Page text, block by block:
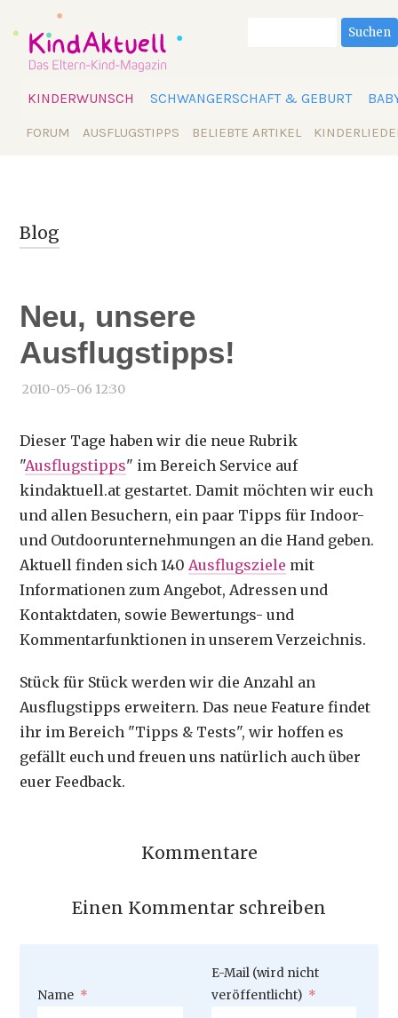
überspringen
KINDERWUNSCH SCHWANGERSCHAFT & GEBURT
Navigation
FORUM AUSFLUGSTIPPS BELIEBTE ARTIKEL
Suchen
Blog
Neu, unsere
Ausflugstipps!
2010-05-06 12:30
Dieser Tage haben wir die neue Rubrik
"Ausflugstipps" im Bereich Service auf
kindaktuell.at gestartet. Damit möchten wir euch
und allen Besuchern, ein paar Tipps für Indoor-
und Outdoorunternehmungen an die Hand geben.
Aktuell finden sich 140Ausflugsziele mit
Informationen zum Angebot, Adressen und
Kontaktdaten, sowie Bewertungs- und
Kommentarfunktionen in unserem Verzeichnis.
Stück für Stück werden wir die Anzahl an
Ausflugstipps erweitern. Das neue Feature findet
ihr im Bereich "Tipps & Tests", wir hoffen es
gefällt euch und freuen uns natürlich auch über
euer Feedback.
Kommentare
Einen Kommentar schreiben
Pflichtfeld
Name *
Pflichtfeld
E-Mail (wird nicht
veröffentlicht) *